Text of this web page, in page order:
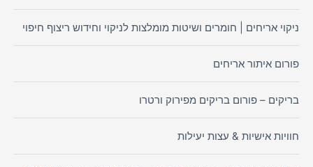
ניקוי אריחים | חומרים ושיטות מומלצות לניקוי וחידוש ריצוף חיפוי
פורום איתור אריחים
בריקים – פורום בריקים מפירוק ורטרו
חוויות אישיות & עצות יעילות